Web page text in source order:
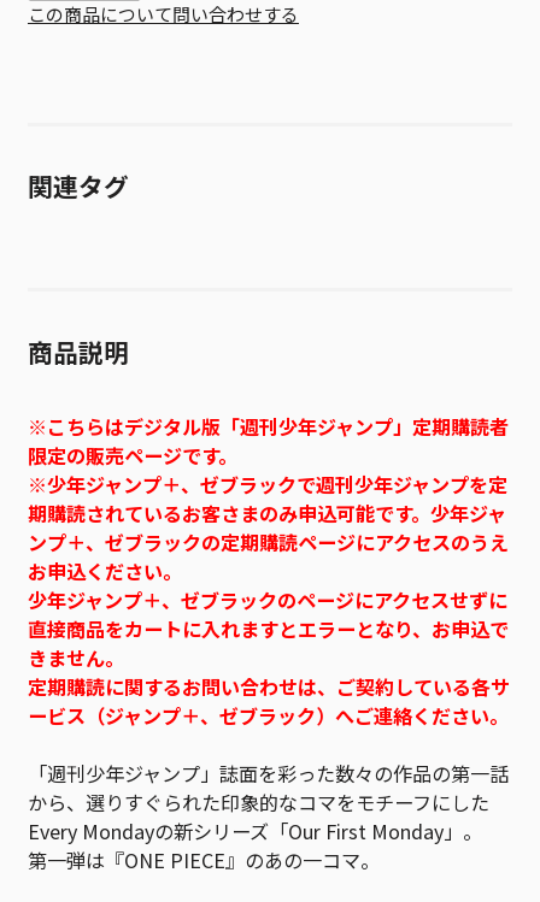
この商品について問い合わせする
関連タグ
商品説明
※こちらはデジタル版「週刊少年ジャンプ」定期購読者
限定の販売ページです。
※少年ジャンプ＋、ゼブラックで週刊少年ジャンプを定
期購読されているお客さまのみ申込可能です。少年ジャ
ンプ＋、ゼブラックの定期購読ページにアクセスのうえ
お申込ください。
少年ジャンプ＋、ゼブラックのページにアクセスせずに
直接商品をカートに入れますとエラーとなり、お申込で
きません。
定期購読に関するお問い合わせは、ご契約している各サ
ービス（ジャンプ＋、ゼブラック）へご連絡ください。
「週刊少年ジャンプ」誌面を彩った数々の作品の第一話
から、選りすぐられた印象的なコマをモチーフにした
Every Mondayの新シリーズ「Our First Monday」。
第一弾は『ONE PIECE』のあの一コマ。